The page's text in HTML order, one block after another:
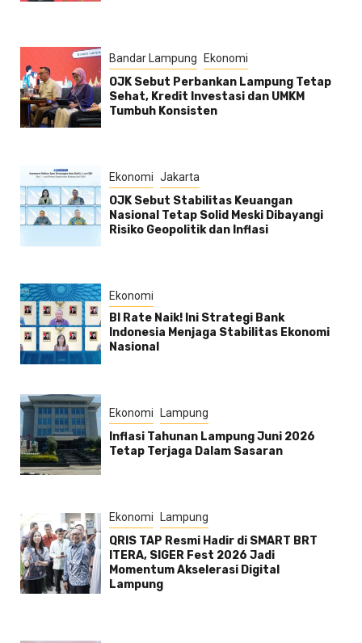
Bandar Lampung Ekonomi
OJK Sebut Perbankan Lampung Tetap
Sehat, Kredit Investasi dan UMKM
Tumbuh Konsisten
Ekonomi Jakarta
OJK Sebut Stabilitas Keuangan
Nasional Tetap Solid Meski Dibayangi
Risiko Geopolitik dan Inflasi
Ekonomi
BI Rate Naik! Ini Strategi Bank
Indonesia Menjaga Stabilitas Ekonomi
Nasional
Ekonomi Lampung
Inflasi Tahunan Lampung Juni 2026
Tetap Terjaga Dalam Sasaran
Ekonomi Lampung
QRIS TAP Resmi Hadir di SMART BRT
ITERA, SIGER Fest 2026 Jadi
Momentum Akselerasi Digital
Lampung